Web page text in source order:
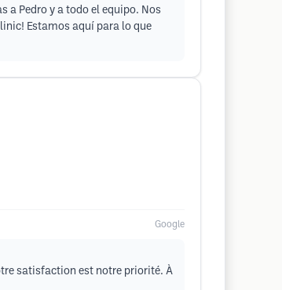
a Pedro y a todo el equipo. Nos
Estamos aquí para lo que
Google
satisfaction est notre priorité. À